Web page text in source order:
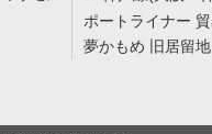
ポートライナー
夢かもめ 旧居留